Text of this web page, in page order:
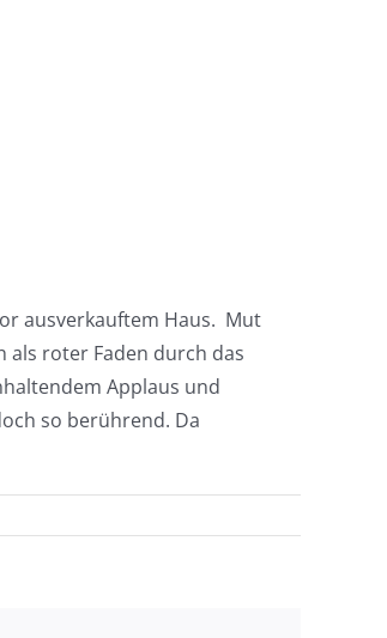
ausverkauftem Haus. Mut
als roter Faden durch das
Applaus und
so berührend. Da